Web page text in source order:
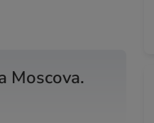
Moscova.